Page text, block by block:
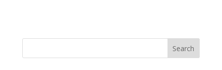
Search